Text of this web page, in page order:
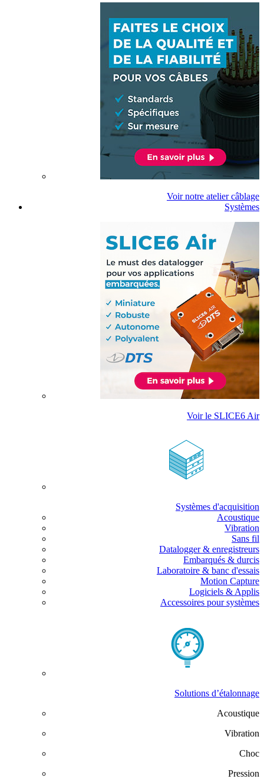
Voir notre atelier câblage
Systèmes
Voir le SLICE6 Air
Systèmes d'acquisition
Acoustique
Vibration
Sans fil
Datalogger & enregistreurs
Embarqués & durcis
Laboratoire & banc d'essais
Motion Capture
Logiciels & Applis
Accessoires pour systèmes
Solutions d’étalonnage
Acoustique
Vibration
Choc
Pression